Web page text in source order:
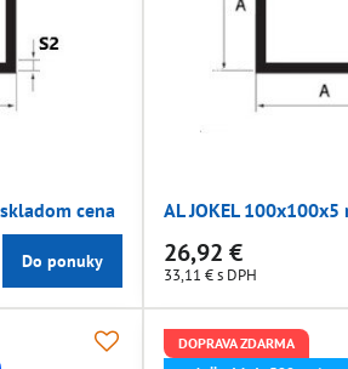
cena
Do ponuky
AL JOKEL
26,92 €
33,11 €s DPH
DOPRAVA ZDARMA